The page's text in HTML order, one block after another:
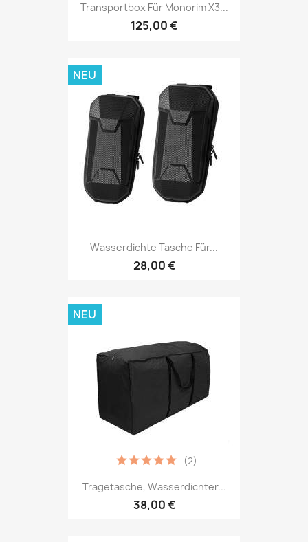
Transportbox Für Monorim X3...
125,00 €
Wasserdichte Tasche Für...
28,00 €
NEU
Tragetasche, Wasserdichter...
38,00 €
(2)
NEU